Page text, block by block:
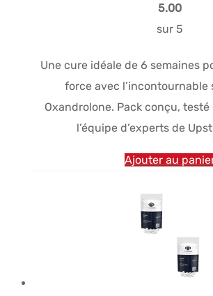
initial
était :
5.00
sur 5
Une cure idéale de 6 semaines
force avec l’incontournable
Oxandrolone. Pack conçu,
l’équipe d’experts de
Ajouter au